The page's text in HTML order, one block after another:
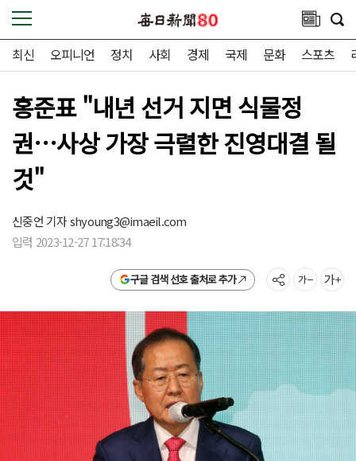
최신 오피니언 정치 사회 경제 국제 문화 스포츠
홍준표 "내년 선거 지면 식물정
권…사상 가장 극렬한 진영대결 될
것"
신중언 기자shyoung3@imaeil.com
입력 2023-12-27 17:18:34
구글 검색 선호 출처로 추가